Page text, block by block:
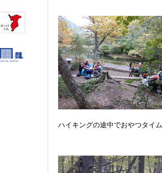
ハイキングの途中でおやつタイ